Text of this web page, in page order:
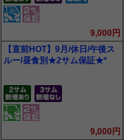
9,000円
【直前HOT】9月/休日/午後ス
ルー/昼食別★2サム保証★*
9,000円